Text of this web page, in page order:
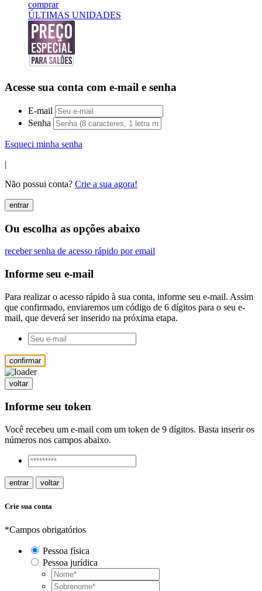
comprar
ÚLTIMAS UNIDADES
Acesse sua conta com e-mail e senha
E-mail
Senha
Esqueci minha senha
|
Não possui conta? Crie a sua agora!
entrar
Ou escolha as opções abaixo
receber senha de acesso rápido por email
Informe seu e-mail
Para realizar o acesso rápido à sua conta, informe seu e-mail. Assim
que confirmado, enviaremos um código de 6 dígitos para o seu e-
mail, que deverá ser inserido na próxima etapa.
confirmar
voltar
Informe seu token
Você recebeu um e-mail com um token de 9 dígitos. Basta inserir os
números nos campos abaixo.
entrar voltar
Crie sua conta
*Campos obrigatórios
Pessoa física
Pessoa jurídica